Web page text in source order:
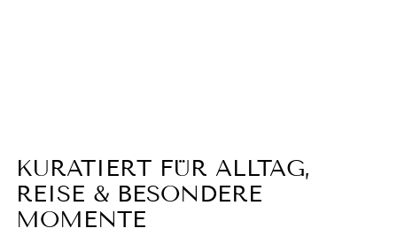
KURATIERT FÜR ALLTAG,
REISE & BESONDERE
MOMENTE